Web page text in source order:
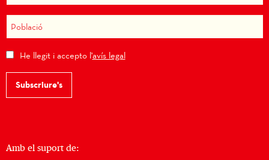
He llegit i accepto l'avís legal
Subscriure's
Amb el suport de: